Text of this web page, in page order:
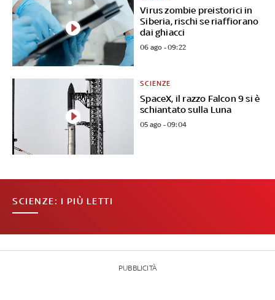
Virus zombie preistorici in
Siberia, rischi se riaffiorano
dai ghiacci
06 ago - 09:22
SpaceX, il razzo Falcon 9 si è
schiantato sulla Luna
SCIENZE
05 ago - 09:04
SCIENZE: I PIÙ LETTI
PUBBLICITÀ